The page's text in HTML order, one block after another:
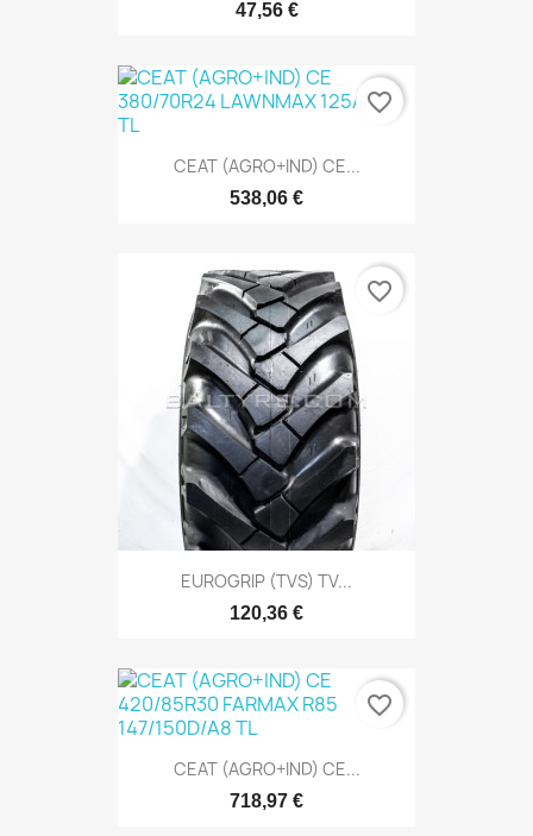
47,56 €
CEAT (AGRO+IND) CE...
538,06 €
favorite_border
EUROGRIP (TVS) TV...
120,36 €
favorite_border
CEAT (AGRO+IND) CE...
718,97 €
favorite_border